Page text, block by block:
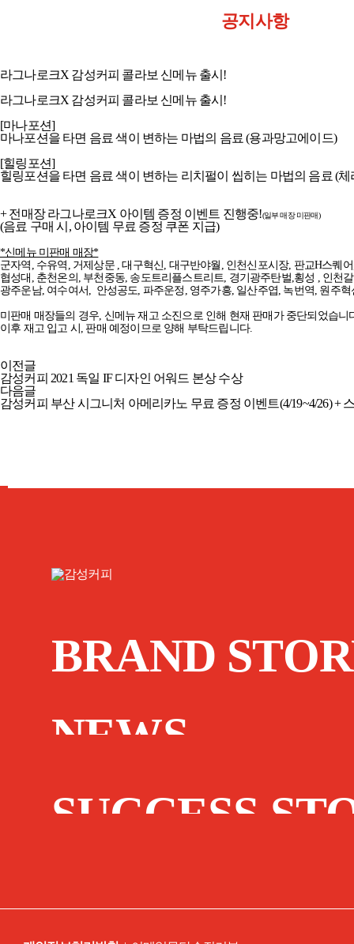
공지사항
라그나로크X 감성커피 콜라보 신메뉴 출시!
라그나로크X 감성커피 콜라보 신메뉴 출시!
[마나포션]
마나포션을 타면 음료 색이 변하는 마법의 음료 (용과망고에이드)
[힐링포션]
힐링포션을 타면 음료 색이 변하는 리치펄이 씹히는 마법의 음료 (
+ 전매장 라그나로크X 아이템 증정 이벤트 진행중!(일부 매장 미판매)
(음료 구매 시, 아이템 무료 증정 쿠폰 지급)
*신메뉴 미판매 매장*
군자역, 수유역, 거제상문 , 대구혁신, 대구반야월, 인천신포시장, 판교H스퀘
협성대, 춘천온의, 부천중동, 송도트리플스트리트, 경기광주탄벌,횡성 , 인천
광주운남, 여수여서, 안성공도, 파주운정, 영주가흥, 일산주엽, 녹번역, 원주
미판매 매장들의 경우, 신메뉴 재고 소진으로 인해 현재 판매가 중단되었습니
이후 재고 입고 시, 판매 예정이므로 양해 부탁드립니다.
이전글
감성커피 2021 독일 IF 디자인 어워드 본상 수상
다음글
감성커피 부산 시그니처 아메리카노 무료 증정 이벤트(4/19~4/26) +
BRAND
NEWS
SUCCESS